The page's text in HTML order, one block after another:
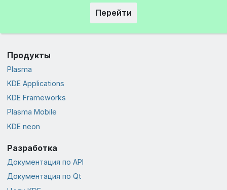
Перейти
Продукты
Plasma
KDE Applications
KDE Frameworks
Plasma Mobile
KDE neon
Разработка
Документация по API
Документация по Qt